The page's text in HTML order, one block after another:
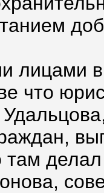
лицами
что
там